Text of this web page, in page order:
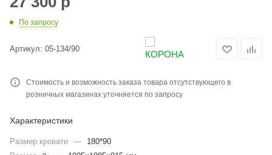
По запросу
Артикул: 05-134/90
Стоимость и возможность заказа товара отсутствующего в
розничных магазинах уточняется по запросу
Характеристики
Размер кровати —
180*90